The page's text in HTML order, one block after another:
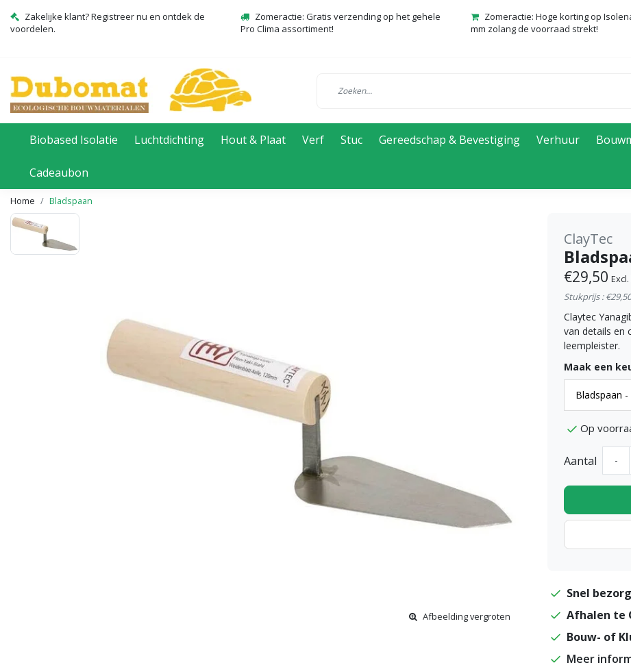
Zakelijke klant? Registreer nu en ontdek de
voordelen.
Zomeractie: Gratis verzending op het gehele
Pro Clima assortiment!
Zomeractie: Hoge korting op
mm zolang de voorraad strekt!
Biobased Isolatie Luchtdichting Hout & Plaat Verf Stuc Gereedschap & Bevestiging Verhuur
Cadeaubon
Home Bladspaan
Afbeelding vergroten
ClayTec
€29,50
Stukprijs :
Claytec
van details en
leempleister.
Maak een
Op
Aantal -
Snel
Afhalen te
Bouw- of
Meer